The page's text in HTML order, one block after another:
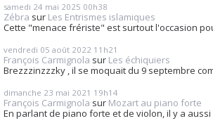
samedi 24 mai 2025 00h38
Zébra sur Les Entrismes islamiques
Cette "menace frériste" est surtout l'occasion
vendredi 05 août 2022 11h21
François Carmignola sur Les échiquiers
Brezzzinzzzky , il se moquait du 9 septembre
dimanche 23 mai 2021 19h14
François Carmignola sur Mozart au piano forte
En parlant de piano forte et de violon, il y a aussi